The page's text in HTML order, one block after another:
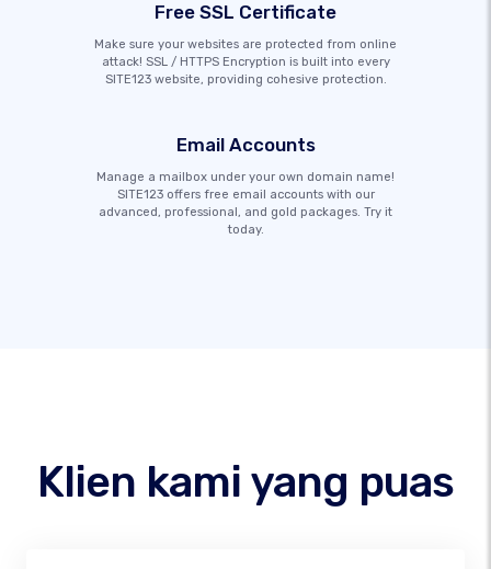
Free SSL Certificate
Make sure your websites are protected from online
attack! SSL / HTTPS Encryption is built into every
SITE123 website, providing cohesive protection.
Email Accounts
Manage a mailbox under your own domain name!
SITE123 offers free email accounts with our
advanced, professional, and gold packages. Try it
today.
Klien kami yang puas